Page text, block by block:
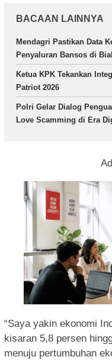
BACAAN LAINNYA
Mendagri Pastikan Data
Penyaluran Bansos di
Ketua KPK Tekankan
Patriot 2026
Polri Gelar Dialog
Love Scamming di Era
“Saya yakin ekonomi
kisaran 5,8 persen
menuju pertumbuhan